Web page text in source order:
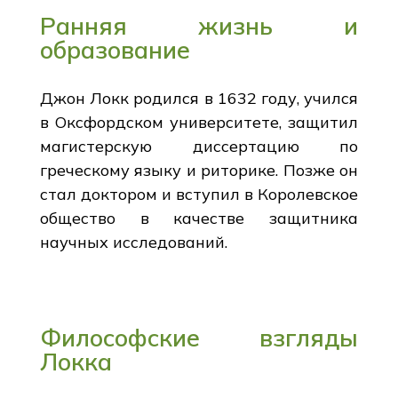
Ранняя жизнь и
образование
Джон Локк родился в 1632 году, учился
в Оксфордском университете, защитил
магистерскую диссертацию по
греческому языку и риторике. Позже он
стал доктором и вступил в Королевское
общество в качестве защитника
научных исследований.
Философские взгляды
Локка